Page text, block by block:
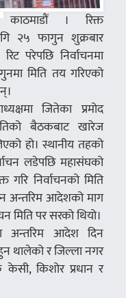
काठमाडौं ।
रिक्त
२५ फागुन शुक्रबार
परेपछि निर्वाचनमा
मिति तय गरिएको
जितेका प्रमोद
बैठकबाट खारेज
हो। स्थानीय तहको
लडेपछि महासंघको
निर्वाचनको मिति
अन्तरिम आदेशको माग
मिति पर सरको थियो।
अन्तरिम आदेश दिन
थालेको र जिल्ला नगर
केसी, किशोर प्रधान र